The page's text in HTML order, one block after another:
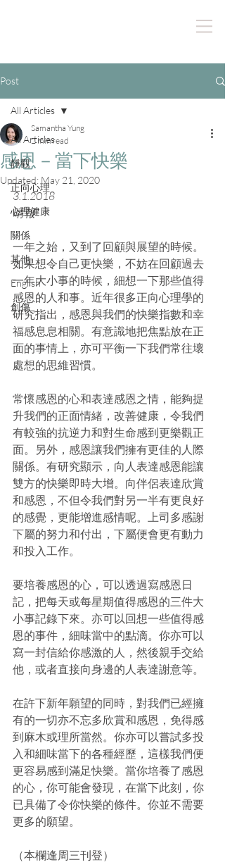
Post
All Articles
靜觀
正向心理
心理健康
關係
其他
English
創傷
All Articles
感恩－當下快樂
Samantha Yung
2 min read
Updated: May 21, 2020
3.1.2018
晴報
一年之始，又到了回顧與展望的時候。
如果想令自己更快樂，不妨在回顧過去
一年大小事的時候，細想一下那些值得
感恩的人和事。近年很多正向心理學的
研究指出，感恩與我們的快樂指數和幸
福感息息相關。有意識地把焦點放在正
面的事情上，亦可平衡一下我們常往壞
處想的思維習慣。
常懷感恩的心和表達感恩之情，能夠提
升我們的正面情緒，改善健康，令我們
有較強的抗逆力和對生命感到更樂觀正
面。另外，感恩讓我們擁有更佳的人際
關係。有研究顯示，向人表達感恩能讓
雙方的快樂即時大增。向伴侶表達欣賞
和感恩，不但令我們對另一半有更良好
的感覺，更能增進感情呢。上司多感謝
下屬的努力和付出，下屬便會更有動力
和投入工作。
要培養感恩的心，可以透過寫感恩日
記，把每天或每星期值得感恩的三件大
小事記錄下來。亦可以回想一些值得感
恩的事件，細味當中的點滴。你亦可以
寫一封信給你感激的人，然後親手交給
他，或者直接向身邊的人表達謝意等。
在許下新年願望的同時，對我們已經擁
有的一切亦不忘多欣賞和感恩，免得感
到麻木或理所當然。你亦可以嘗試多投
入和細味當下的各種經歷，這樣我們便
更容易感到滿足快樂。當你培養了感恩
的心，你可能會發現，在當下此刻，你
已具備了令你快樂的條件。你並不需要
更多的願望。
（本欄逢周三刊登）